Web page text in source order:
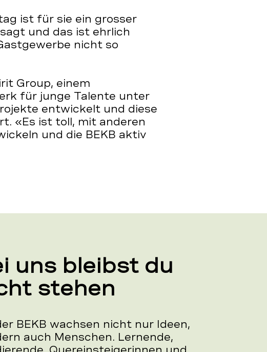
ist für sie ein grosser
und das ist ehrlich
nicht so
Group, einem
für junge Talente unter
entwickelt und diese
«Es ist toll, mit anderen
und die BEKB aktiv
uns bleibst du
stehen
BEKB wachsen nicht nur Ideen,
auch Menschen. Lernende,